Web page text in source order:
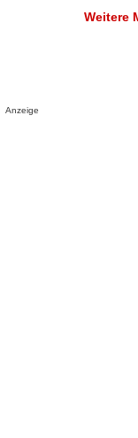
Weitere
Anzeige